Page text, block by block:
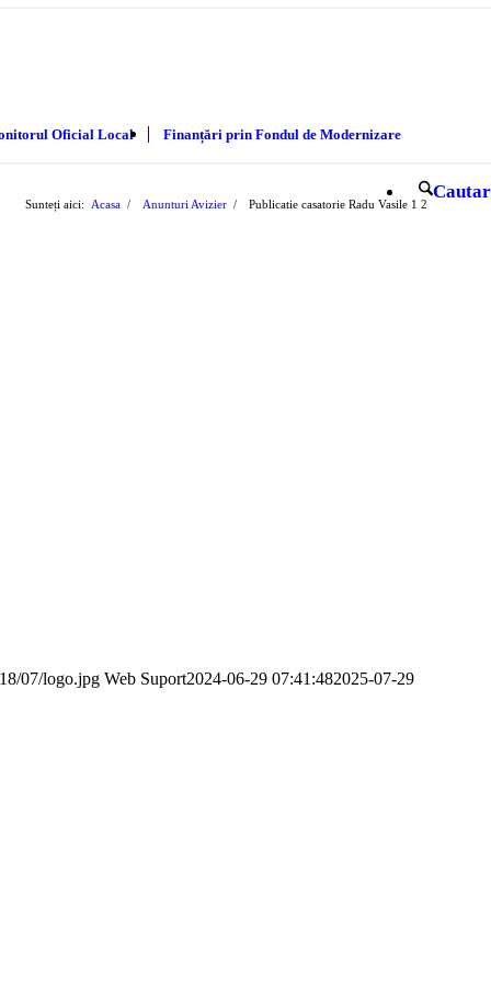
Oficial Local Finanțări prin Fondul de Modernizare
Sunteți aici: Acasa 1
/ Anunturi Avizier 2
/ Publicatie casatorie Radu Vasile
07/logo.jpg Web Suport2024-06-29 07:41:482025-07-29